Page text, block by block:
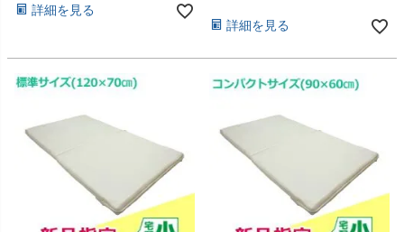
詳細を見る
詳細を見る